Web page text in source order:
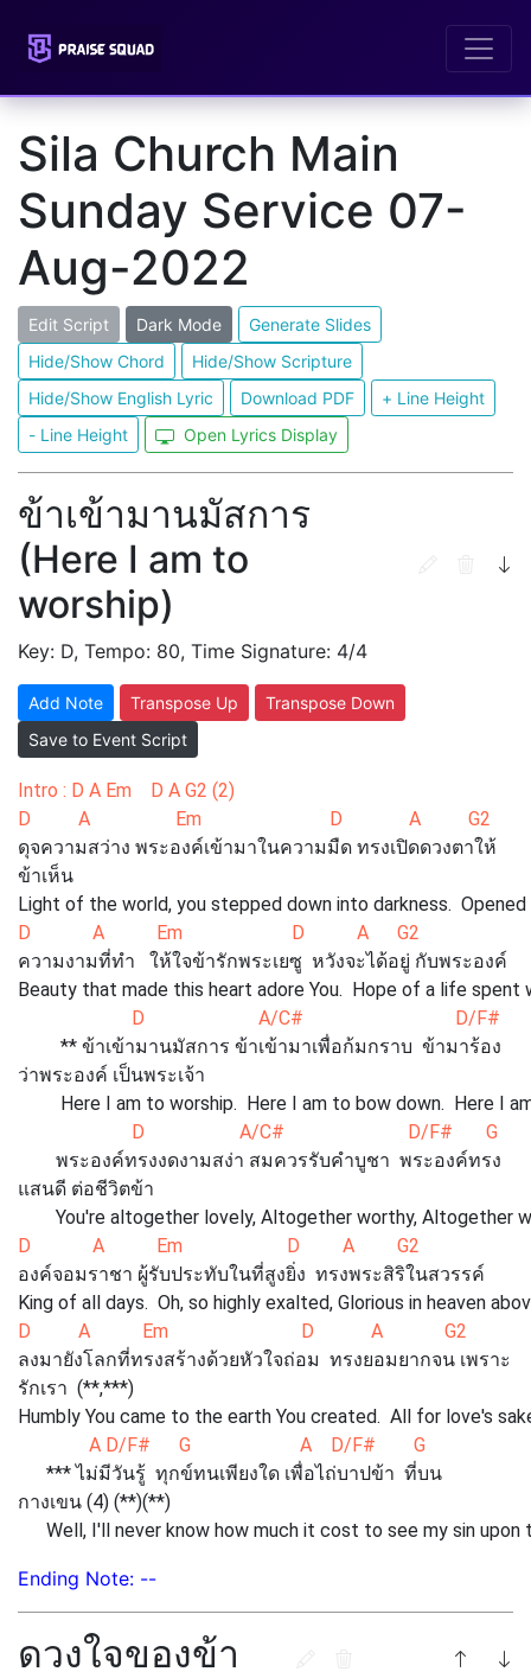
Sila Church Main
Sunday Service 07-
Aug-2022
Edit Script Dark Mode
Generate Slides
Hide/Show Chord
Hide/Show Scripture
Hide/Show English Lyric
Download PDF
+ Line Height
- Line Height
Open Lyrics Display
ข้าเข้ามานมัสการ
(Here I am to
worship)
Key: D, Tempo: 80, Time Signature: 4/4
Add Note Transpose Up
Transpose Down
Save to Event Script
Intro : D A Em D A G2 (2)
D A Em D A G2
ดุจความสว่าง พระองค์เข้ามาในความมืด ทรงเปิดดวงตาให้
ข้าเห็น
Light of the world, you stepped down into darkness.
D A Em D A G2
ความงามที่ทำ ให้ใจข้ารักพระเยซู หวังจะได้อยู่ กับพระองค์
Beauty that made this heart adore You. Hope of a life spent
D A/C# D/
** ข้าเข้ามานมัสการ ข้าเข้ามาเพื่อก้มกราบ ข้ามาร้อง
ว่าพระองค์ เป็นพระเจ้า
Here I am to worship. Here I am to bow down. Here I am
D A/C# D/F#
พระองค์ทรงงดงามสง่า สมควรรับคำบูชา พระองค์ทรง
แสนดี ต่อชีวิตข้า
You're altogether lovely, Altogether worthy, Altogether
D A Em D A G2
องค์จอมราชา ผู้รับประทับในที่สูงยิ่ง ทรงพระสิริในสวรรค์
King of all days. Oh, so highly exalted, Glorious in heaven
D A Em D A G2
ลงมายังโลกที่ทรงสร้างด้วยหัวใจถ่อม ทรงยอมยากจน เพราะ
รักเรา (**,***)
Humbly You came to the earth You created. All for love's
A D/F# G A D/F# G
*** ไม่มีวันรู้ ทุกข์ทนเพียงใด เพื่อไถ่บาปข้า ที่บน
กางเขน (4) (**)(**)
Well, I'll never know how much it cost to see my sin upon
Ending Note: --
ดวงใจของข้า